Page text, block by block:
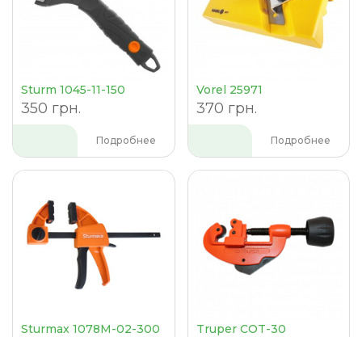
Sturm 1045-11-150
350 грн.
Подробнее
Vorel 25971
370 грн.
Подробнее
Sturmax 1078M-02-300 Truper COT-30